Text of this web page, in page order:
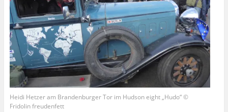
Heidi Hetzer am Brandenburger Tor im Hudson eight „Hudo“ ©
Fridolin freudenfett